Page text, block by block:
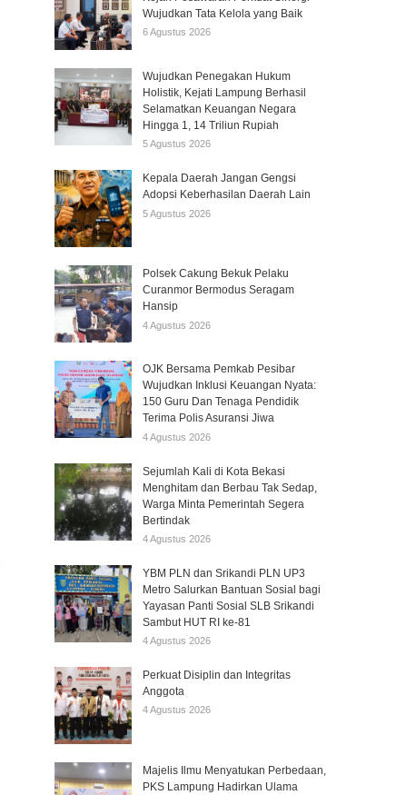
Wujudkan Tata Kelola yang Baik
6 Agustus 2026
Wujudkan Penegakan Hukum
Holistik, Kejati Lampung Berhasil
Selamatkan Keuangan Negara
Hingga 1, 14 Triliun Rupiah
5 Agustus 2026
Kepala Daerah Jangan Gengsi
Adopsi Keberhasilan Daerah Lain
5 Agustus 2026
Polsek Cakung Bekuk Pelaku
Curanmor Bermodus Seragam
Hansip
4 Agustus 2026
OJK Bersama Pemkab Pesibar
Wujudkan Inklusi Keuangan Nyata:
150 Guru Dan Tenaga Pendidik
Terima Polis Asuransi Jiwa
4 Agustus 2026
Sejumlah Kali di Kota Bekasi
Menghitam dan Berbau Tak Sedap,
Warga Minta Pemerintah Segera
Bertindak
4 Agustus 2026
YBM PLN dan Srikandi PLN UP3
Metro Salurkan Bantuan Sosial bagi
Yayasan Panti Sosial SLB Srikandi
Sambut HUT RI ke-81
4 Agustus 2026
Perkuat Disiplin dan Integritas
Anggota
4 Agustus 2026
Majelis Ilmu Menyatukan Perbedaan,
PKS Lampung Hadirkan Ulama